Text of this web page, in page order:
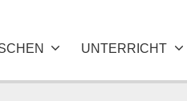
UNTERRICHT